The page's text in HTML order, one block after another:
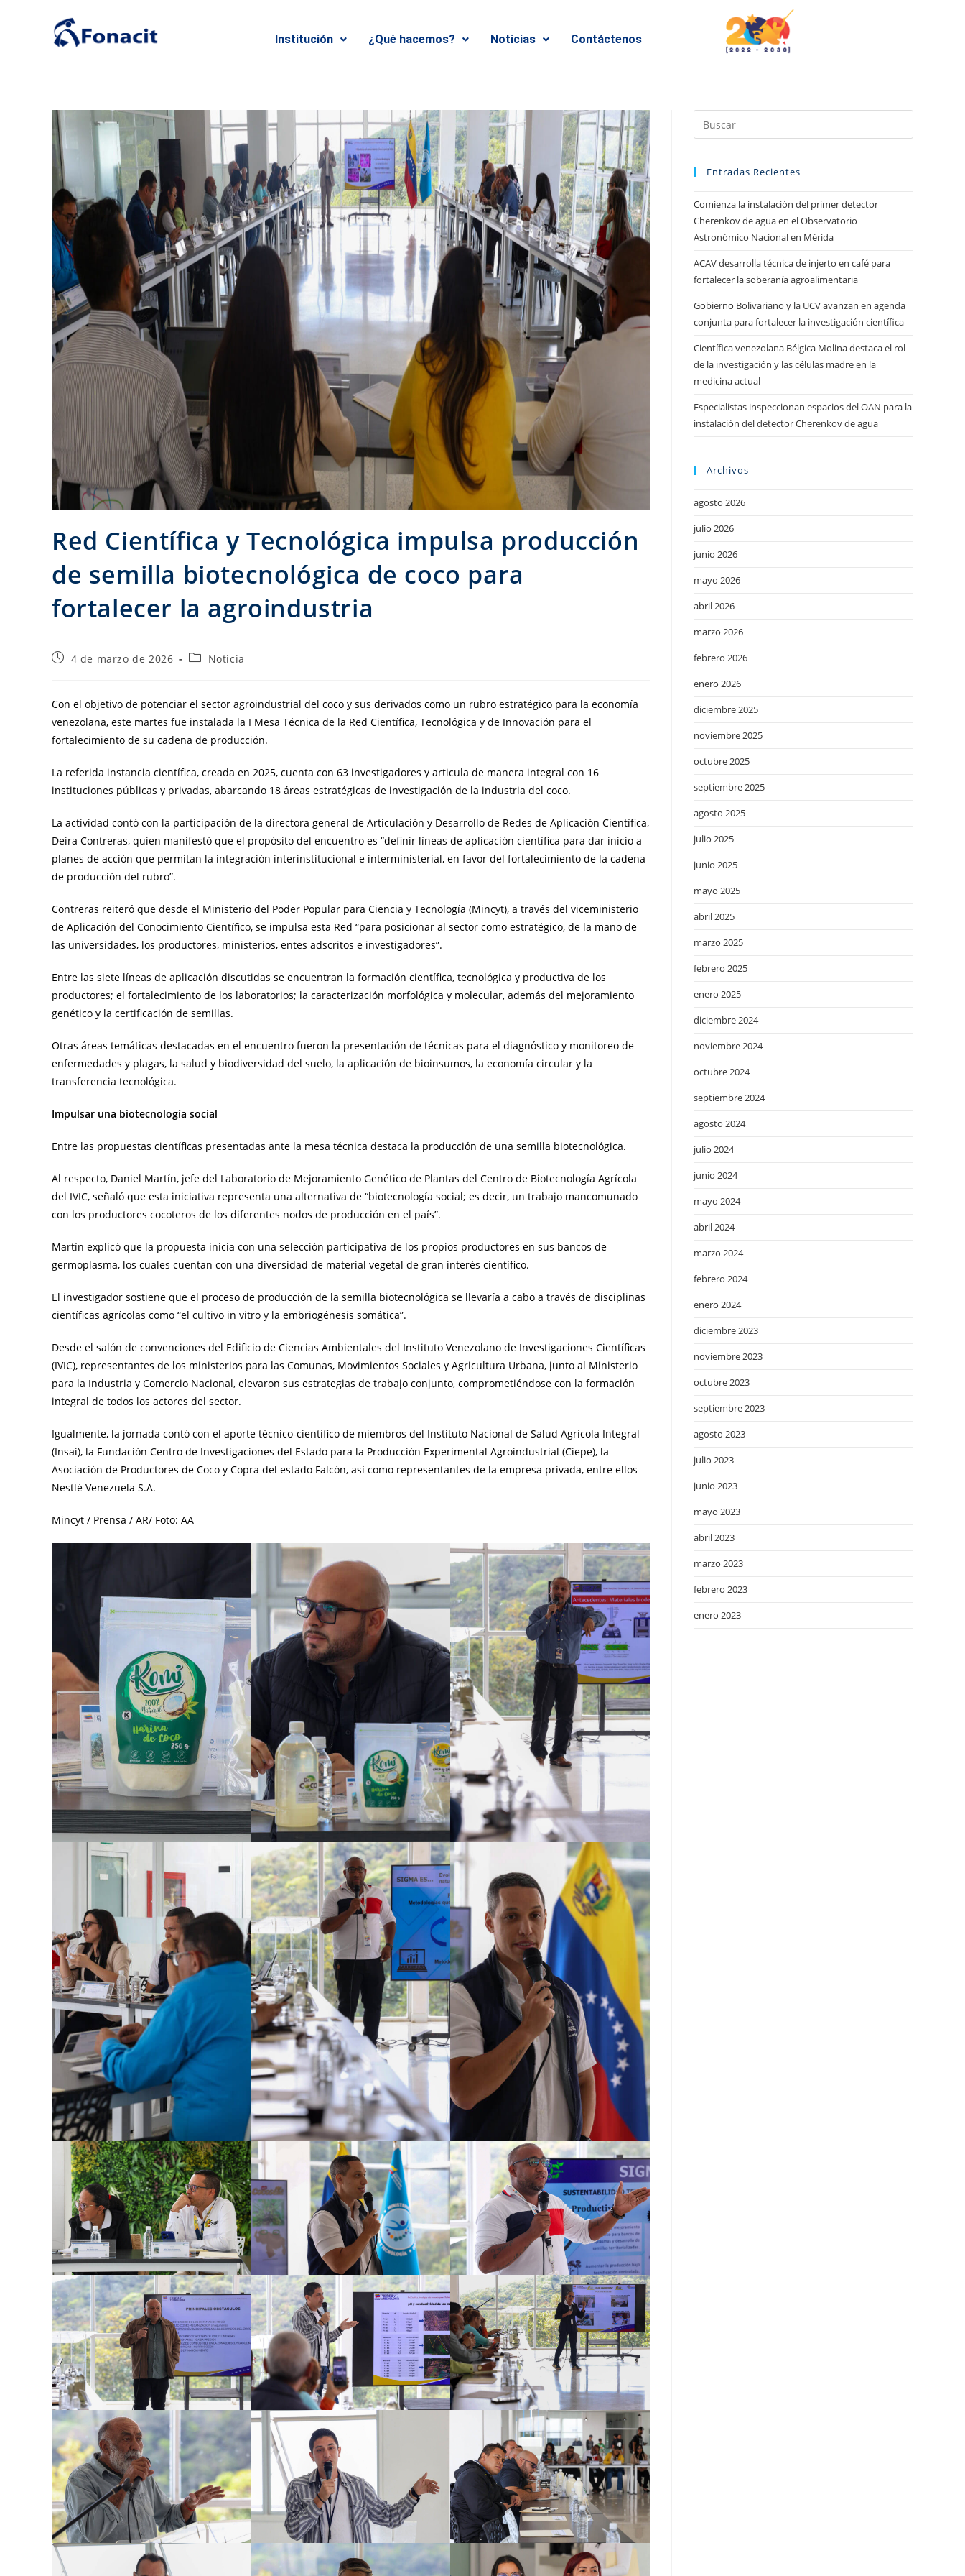
Institución ¿Qué hacemos? Noticias Contáctenos
Red Científica y Tecnológica impulsa producción
de semilla biotecnológica de coco para
fortalecer la agroindustria
4 de marzo de 2026 Noticia
Con el objetivo de potenciar el sector agroindustrial del coco y sus derivados como un rubro estratégico para la economía
venezolana, este martes fue instalada la I Mesa Técnica de la Red Científica, Tecnológica y de Innovación para el
fortalecimiento de su cadena de producción.
La referida instancia científica, creada en 2025, cuenta con 63 investigadores y articula de manera integral con 16
instituciones públicas y privadas, abarcando 18 áreas estratégicas de investigación de la industria del coco.
La actividad contó con la participación de la directora general de Articulación y Desarrollo de Redes de Aplicación Científica,
Deira Contreras, quien manifestó que el propósito del encuentro es “definir líneas de aplicación científica para dar inicio a
planes de acción que permitan la integración interinstitucional e interministerial, en favor del fortalecimiento de la cadena
de producción del rubro”.
Contreras reiteró que desde el Ministerio del Poder Popular para Ciencia y Tecnología (Mincyt), a través del viceministerio
de Aplicación del Conocimiento Científico, se impulsa esta Red “para posicionar al sector como estratégico, de la mano de
las universidades, los productores, ministerios, entes adscritos e investigadores”.
Entre las siete líneas de aplicación discutidas se encuentran la formación científica, tecnológica y productiva de los
productores; el fortalecimiento de los laboratorios; la caracterización morfológica y molecular, además del mejoramiento
genético y la certificación de semillas.
Otras áreas temáticas destacadas en el encuentro fueron la presentación de técnicas para el diagnóstico y monitoreo de
enfermedades y plagas, la salud y biodiversidad del suelo, la aplicación de bioinsumos, la economía circular y la
transferencia tecnológica.
Impulsar una biotecnología social
Entre las propuestas científicas presentadas ante la mesa técnica destaca la producción de una semilla biotecnológica.
Al respecto, Daniel Martín, jefe del Laboratorio de Mejoramiento Genético de Plantas del Centro de Biotecnología Agrícola
del IVIC, señaló que esta iniciativa representa una alternativa de “biotecnología social; es decir, un trabajo mancomunado
con los productores cocoteros de los diferentes nodos de producción en el país”.
Martín explicó que la propuesta inicia con una selección participativa de los propios productores en sus bancos de
germoplasma, los cuales cuentan con una diversidad de material vegetal de gran interés científico.
El investigador sostiene que el proceso de producción de la semilla biotecnológica se llevaría a cabo a través de disciplinas
científicas agrícolas como “el cultivo in vitro y la embriogénesis somática”.
Desde el salón de convenciones del Edificio de Ciencias Ambientales del Instituto Venezolano de Investigaciones Científicas
(IVIC), representantes de los ministerios para las Comunas, Movimientos Sociales y Agricultura Urbana, junto al Ministerio
para la Industria y Comercio Nacional, elevaron sus estrategias de trabajo conjunto, comprometiéndose con la formación
integral de todos los actores del sector.
Igualmente, la jornada contó con el aporte técnico-científico de miembros del Instituto Nacional de Salud Agrícola Integral
(Insai), la Fundación Centro de Investigaciones del Estado para la Producción Experimental Agroindustrial (Ciepe), la
Asociación de Productores de Coco y Copra del estado Falcón, así como representantes de la empresa privada, entre ellos
Nestlé Venezuela S.A.
Mincyt / Prensa / AR/ Foto: AA
Entradas Recientes
Comienza la instalación del primer detector
Cherenkov de agua en el Observatorio
Astronómico Nacional en Mérida
ACAV desarrolla técnica de injerto en café para
fortalecer la soberanía agroalimentaria
Gobierno Bolivariano y la UCV avanzan en agenda
conjunta para fortalecer la investigación científica
Científica venezolana Bélgica Molina destaca el rol
de la investigación y las células madre en la
medicina actual
Especialistas inspeccionan espacios del OAN para la
instalación del detector Cherenkov de agua
Archivos
agosto 2026
julio 2026
junio 2026
mayo 2026
abril 2026
marzo 2026
febrero 2026
enero 2026
diciembre 2025
noviembre 2025
octubre 2025
septiembre 2025
agosto 2025
julio 2025
junio 2025
mayo 2025
abril 2025
marzo 2025
febrero 2025
enero 2025
diciembre 2024
noviembre 2024
octubre 2024
septiembre 2024
agosto 2024
julio 2024
junio 2024
mayo 2024
abril 2024
marzo 2024
febrero 2024
enero 2024
diciembre 2023
noviembre 2023
octubre 2023
septiembre 2023
agosto 2023
julio 2023
junio 2023
mayo 2023
abril 2023
marzo 2023
febrero 2023
enero 2023